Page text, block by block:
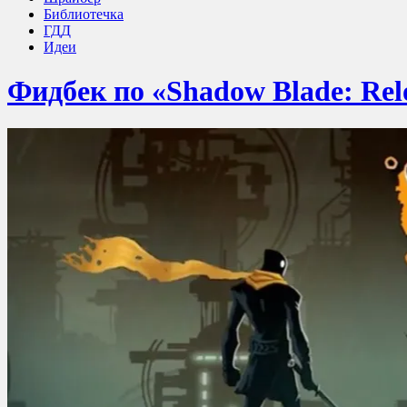
Библиотечка
ГДД
Идеи
Фидбек по «Shadow Blade: